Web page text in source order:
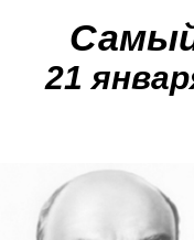
21